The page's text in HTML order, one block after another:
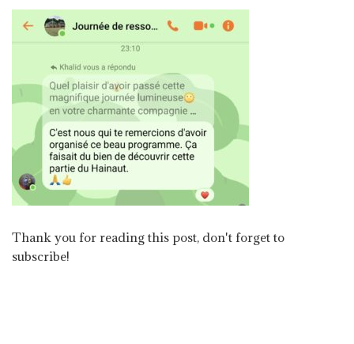
Thank you for reading this post, don't forget to
subscribe!